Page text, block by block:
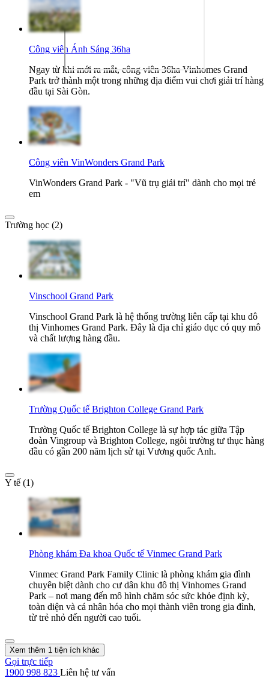
Công viên Ánh Sáng 36ha
Ngay từ khi mới ra mắt, công viên 36ha Vinhomes Grand
Park trở thành một trong những địa điểm vui chơi giải trí hàng
đầu tại Sài Gòn.
Công viên VinWonders Grand Park
VinWonders Grand Park - "Vũ trụ giải trí" dành cho mọi trẻ
em
Trường học (2)
Vinschool Grand Park
Vinschool Grand Park là hệ thống trường liên cấp tại khu đô
thị Vinhomes Grand Park. Đây là địa chỉ giáo dục có quy mô
và chất lượng hàng đầu.
Trường Quốc tế Brighton College Grand Park
Trường Quốc tế Brighton College là sự hợp tác giữa Tập
đoàn Vingroup và Brighton College, ngôi trường tư thục hàng
đầu có gần 200 năm lịch sử tại Vương quốc Anh.
Y tế (1)
Phòng khám Đa khoa Quốc tế Vinmec Grand Park
Vinmec Grand Park Family Clinic là phòng khám gia đình
chuyên biệt dành cho cư dân khu đô thị Vinhomes Grand
Park – nơi mang đến mô hình chăm sóc sức khỏe định kỳ,
toàn diện và cá nhân hóa cho mọi thành viên trong gia đình,
từ trẻ nhỏ đến người cao tuổi.
Xem thêm 1 tiện ích khác
Gọi trực tiếp
1900 998 823 Liên hệ tư vấn